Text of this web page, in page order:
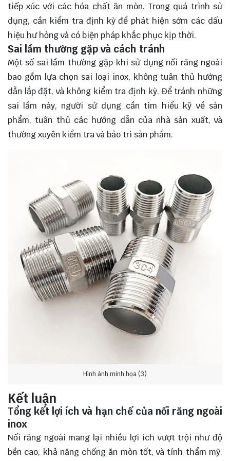
tiếp xúc với các hóa chất ăn mòn. Trong quá trình sử
dụng, cần kiểm tra định kỳ để phát hiện sớm các dấu
hiệu hư hỏng và có biện pháp khắc phục kịp thời.
Sai lầm thường gặp và cách tránh
Một số sai lầm thường gặp khi sử dụng nối răng ngoài
bao gồm lựa chọn sai loại inox, không tuân thủ hướng
dẫn lắp đặt, và không kiểm tra định kỳ. Để tránh những
sai lầm này, người sử dụng cần tìm hiểu kỹ về sản
phẩm, tuân thủ các hướng dẫn của nhà sản xuất, và
thường xuyên kiểm tra và bảo trì sản phẩm.
Hình ảnh minh họa (3)
Kết luận
Tổng kết lợi ích và hạn chế của nối răng ngoài
inox
Nối răng ngoài mang lại nhiều lợi ích vượt trội như độ
bền cao, khả năng chống ăn mòn tốt, và tính thẩm mỹ.